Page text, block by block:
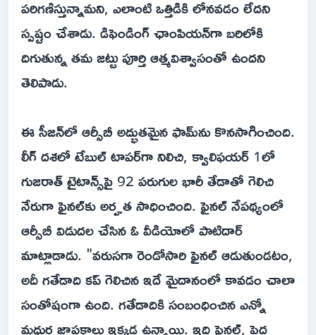
పరిగణిస్తున్నామని, ఎలాంటి ఒత్తిడికి లోనవడం లేదని
స్పష్టం చేశాడు. డిఫెండింగ్ ఛాంపియన్‌గా బరిలోకి
దిగుతున్న తమ జట్టు పూర్తి ఆత్మవిశ్వాసంతో ఉందని
తెలిపాడు.
ఈ సీజన్‌లో ఆర్సీబీ అద్భుతమైన ఫామ్‌ను కొనసాగించింది.
లీగ్ దశలో టేబుల్ టాపర్‌గా నిలిచి, క్వాలిఫయర్ 1లో
గుజరాత్ టైటాన్స్‌పై 92 పరుగుల భారీ తేడాతో గెలిచి
నేరుగా ఫైనల్‌కు అర్హత సాధించింది. ఫైనల్ నేపథ్యంలో
ఆర్సీబీ విడుదల చేసిన ఓ వీడియోలో పాటిదార్
మాట్లాడాడు. "వరుసగా రెండోసారి ఫైనల్ ఆడుతుండటం,
అదీ గతేడాది కప్ గెలిచిన ఇదే మైదానంలో కావడం చాలా
సంతోషంగా ఉంది. గతేడాదికి సంబంధించిన ఎన్నో
మధుర జ్ఞాపకాలు ఇక్కడ ఉన్నాయి. ఇది ఫైనల్, పెద్ద